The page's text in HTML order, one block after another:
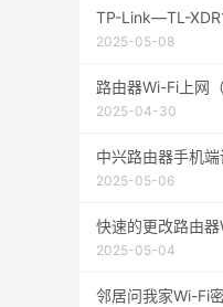
TP-Link—TL-
2025-05-08
路由器Wi-Fi上网
2025-04-30
中兴路由器手机
2025-05-06
快速的更改路由
2025-05-04
邻居问我家Wi-Fi